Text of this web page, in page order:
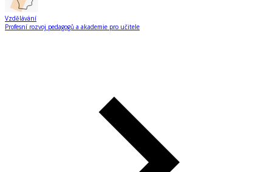
Vzdělávání
Profesní rozvoj pedagogů a akademie pro učitele